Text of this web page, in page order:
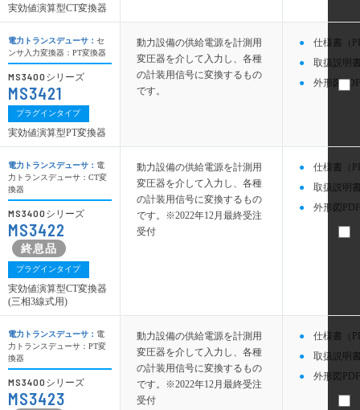
動力設備の供給電源を計測用
変圧器を介して入力し、各種
の計装用信号に変換するもの
です。
仕様書（
取扱説明
外形図
動力設備の供給電源を計測用
変圧器を介して入力し、各種
の計装用信号に変換するもの
です。※2022年12月最終受注
受付
仕様書（
取扱説明
外形図
動力設備の供給電源を計測用
変圧器を介して入力し、各種
の計装用信号に変換するもの
です。※2022年12月最終受注
受付
仕様書（
取扱説明
外形図
実効値演算型CT変換器
電力トランスデューサ： セ
ンサ入力変換器：PT変換器
MS3400 シリーズ
MS3421
プラグインタイプ
実効値演算型PT変換器
電力トランスデューサ： 電
力トランスデューサ：CT変
換器
MS3400 シリーズ
MS3422
プラグインタイプ
実効値演算型CT変換器
(三相3線式用)
電力トランスデューサ： 電
力トランスデューサ：PT変
換器
MS3400 シリーズ
MS3423